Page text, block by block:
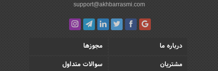
support@akhbarrasmi.com
درباره ما
مجوزها
مشتریان
سوالات متداول